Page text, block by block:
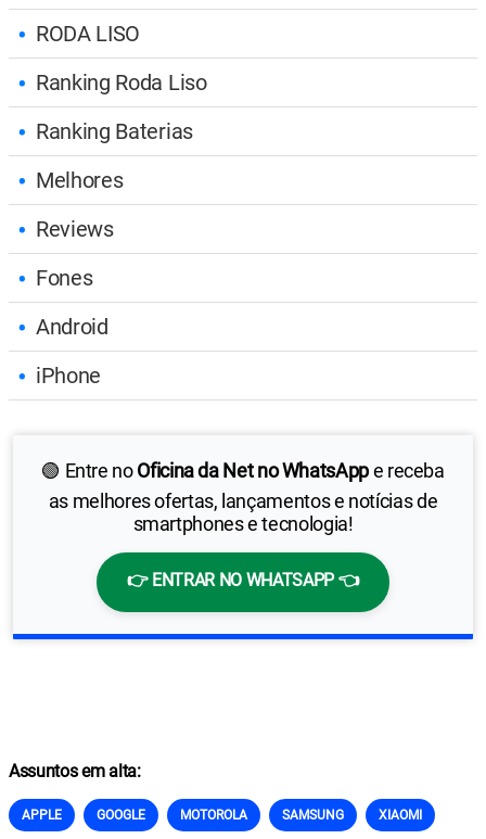
RODA LISO
Ranking Roda Liso
Ranking Baterias
Melhores
Reviews
Fones
Android
iPhone
🟢 Entre noOficina da Net no WhatsAppe receba
as melhores ofertas, lançamentos e notícias de
smartphones e tecnologia!
👉 ENTRAR NO WHATSAPP 👈
Assuntos em alta:
APPLE GOOGLE MOTOROLA SAMSUNG XIAOMI